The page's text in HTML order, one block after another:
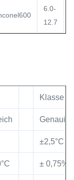
6.0-
12.7
Klasse II
±2,5°C
± 0,75%